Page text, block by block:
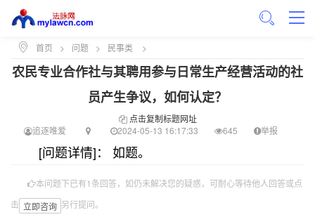
首页 > 问题 > 民事类 >
农民专业合作社与其聘用参与日常生产经营活动的社
员产生争议，如何认定？
点击复制标题网址
追逐唯爱
2024-05-13 16:17:33 645 举报
[问题详情]： 如题。
本问题下已有1条回答，如仍未解决您的疑惑，可耐心等待他人回答或点
击 立即咨询 另行提问。